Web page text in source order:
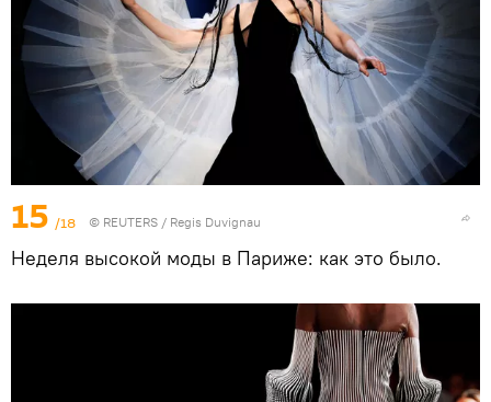
15 /18 © REUTERS / Regis Duvignau
Неделя высокой моды в Париже: как это было.